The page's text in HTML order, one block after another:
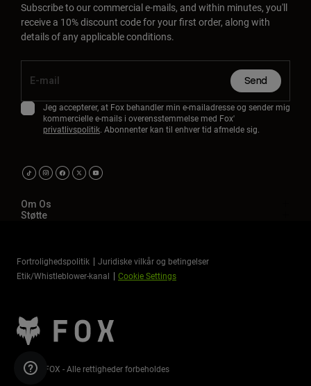
Subscribe to our commercial e-mails, and within minutes, you'll
receive a 10% discount code for your first order, along with
details of any applicable conditions.
Send
Jeg accepterer, at Fox behandler min e-mailadresse og sender mig
kommercielle e-mails i overensstemmelse med Fox'
privatlivspolitik. Abonnenter kan til enhver tid afmelde sig.
Om Os
Støtte
Fortrolighedspolitik
Juridiske vilkår og betingelser
Etik/Whistleblower-kanal
Cookie Settings
©2026 FOX - Alle rettigheder forbeholdes